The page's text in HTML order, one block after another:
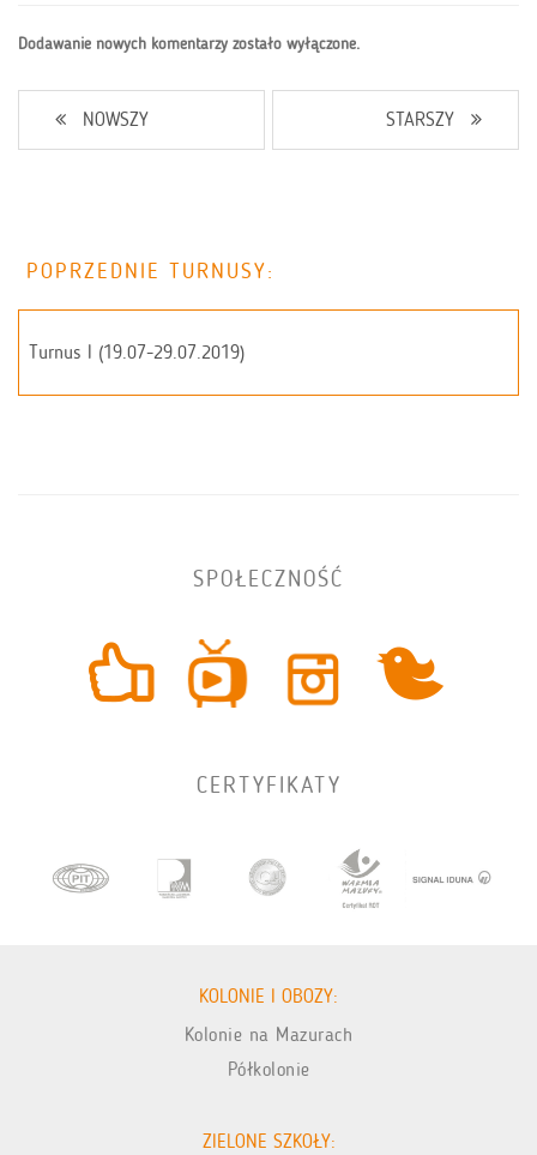
Dodawanie nowych komentarzy zostało wyłączone.
NOWSZY STARSZY
POPRZEDNIE TURNUSY:
Turnus I (19.07-29.07.2019)
SPOŁECZNOŚĆ
CERTYFIKATY
KOLONIE I OBOZY:
Kolonie na Mazurach
Półkolonie
ZIELONE SZKOŁY: